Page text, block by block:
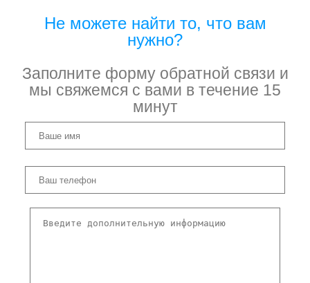
Не можете найти то, что вам
нужно?
Заполните форму обратной связи и
мы свяжемся с вами в течение 15
минут